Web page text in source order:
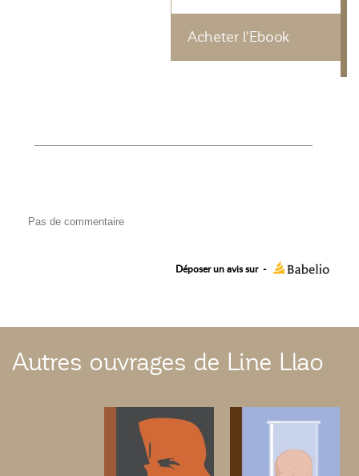
Acheter l'Ebook
Pas de commentaire
Déposer un avis sur -
Autres ouvrages de Line Llao